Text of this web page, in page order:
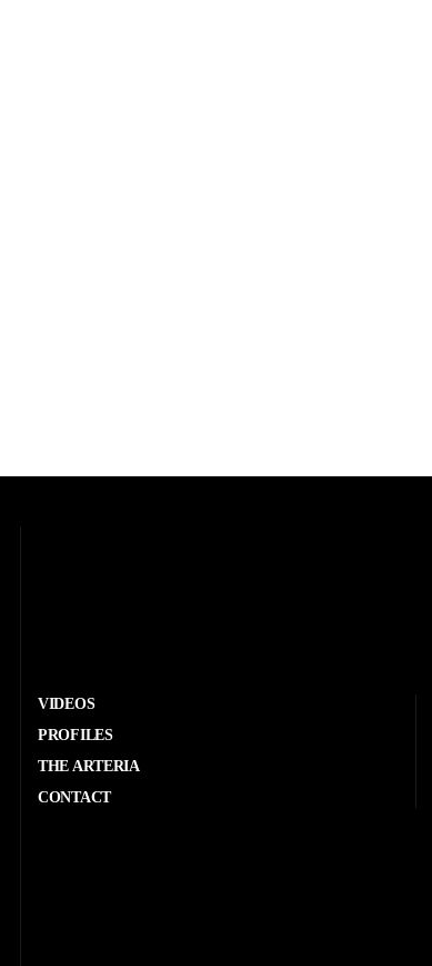
VIDEOS
PROFILES
THE ARTERIA
CONTACT